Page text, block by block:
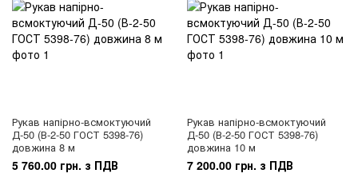
Рукав напірно-всмоктуючий
Д-50 (В-2-50 ГОСТ 5398-76)
довжина 8 м
5 760.00 грн. з ПДВ
Рукав напірно-всмоктуючий
Д-50 (В-2-50 ГОСТ 5398-76)
довжина 10 м
7 200.00 грн. з ПДВ